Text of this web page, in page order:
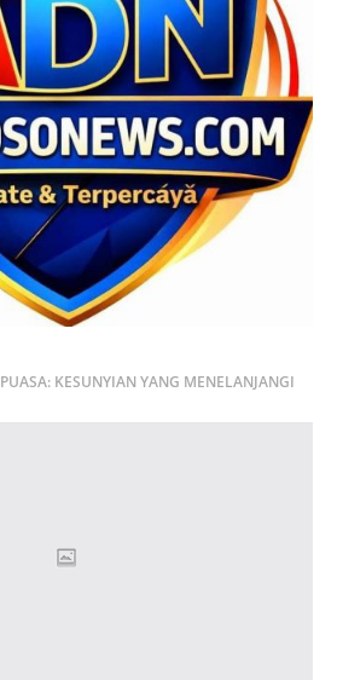
PUASA: KESUNYIAN YANG MENELANJANGI